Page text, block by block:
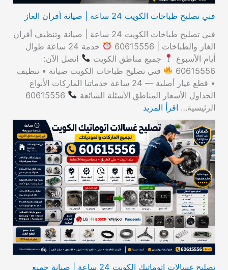
فني تصليح طباخات الكويت 24 ساعة | صيانة أفران الغاز
فني تصليح طباخات الكويت 24 ساعة | صيانة وتنظيف أفران
الغاز والطباخات | 60615556
خدمة 24 ساعة طوال
أيام الأسبوع
جميع مناطق الكويت
اتصل الآن:
60615556
فني تصليح طباخات الكويت صيانة • تنظيف
• قطع غيار أصلية — 24 ساعة خدماتنا الماركات الأنواع
الجداول الأسعار المناطق الأسئلة الشائعة
60615556
الرئيسية… اقرأ المزيد
تصليح غسالات اتوماتيك الكويت 24 ساعة | صيانة جميع